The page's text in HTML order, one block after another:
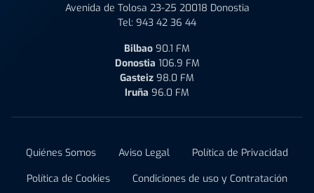
Avenida de Tolosa 23-25 20018 Donostia
Tel: 943 42 36 44
Bilbao 90.1 FM
Donostia 106.9 FM
Gasteiz 98.0 FM
Iruña 96.0 FM
Quiénes Somos Aviso Legal
Política de Privacidad
Política de Cookies
Condiciones de uso y Contratación